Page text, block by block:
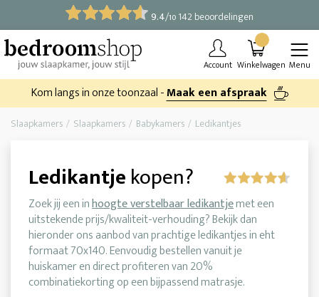
9.4/10 142 beoordelingen
Account Winkelwagen Menu
Kom langs in onze toonzaal -Maak een afspraak
Slaapkamers Slaapkamers Babykamers Ledikantjes
Ledikantjekopen?
Zoek jij een inhoogte verstelbaar ledikantjemet een
uitstekende prijs/kwaliteit-verhouding? Bekijk dan
hieronder ons aanbod van prachtige ledikantjes in eht
formaat 70x140. Eenvoudig bestellen vanuit je
huiskamer en direct profiteren van 20%
combinatiekorting op een bijpassend matrasje.